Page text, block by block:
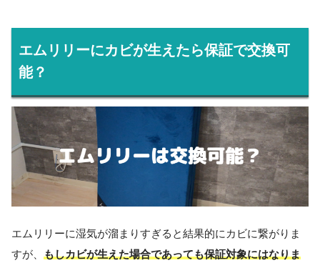
エムリリーにカビが生えたら保証で交換可
能？
エムリリーに湿気が溜まりすぎると結果的にカビに繋がりま
すが、 もしカビが生えた場合であっても保証対象にはなりま